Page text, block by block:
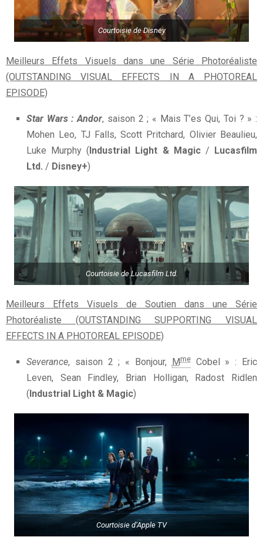
Courtoisie de Disney
Meilleurs Effets Visuels dans une Série Photoréaliste
(OUTSTANDING VISUAL EFFECTS IN A PHOTOREAL
EPISODE)
Star Wars : Andor, saison 2 ; « Mais T’es Qui, Toi ? » :
Mohen Leo, TJ Falls, Scott Pritchard, Olivier Beaulieu,
Luke Murphy (Industrial Light & Magic/ Lucasfilm
Ltd. / Disney+)
Courtoisie de Lucasfilm Ltd.
Meilleurs Effets Visuels de Soutien dans une Série
Photoréaliste (OUTSTANDING SUPPORTING VISUAL
EFFECTS IN A PHOTOREAL EPISODE)
Severance, saison 2 ; « Bonjour, MmeCobel » : Eric
Leven, Sean Findley, Brian Holligan, Radost Ridlen
(Industrial Light & Magic)
Courtoisie d’Apple TV